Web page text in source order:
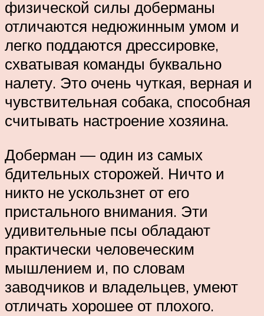
физической силы доберманы
отличаются недюжинным умом и
легко поддаются дрессировке,
схватывая команды буквально
налету. Это очень чуткая, верная и
чувствительная собака, способная
считывать настроение хозяина.
Доберман — один из самых
бдительных сторожей. Ничто и
никто не ускользнет от его
пристального внимания. Эти
удивительные псы обладают
практически человеческим
мышлением и, по словам
заводчиков и владельцев, умеют
отличать хорошее от плохого.